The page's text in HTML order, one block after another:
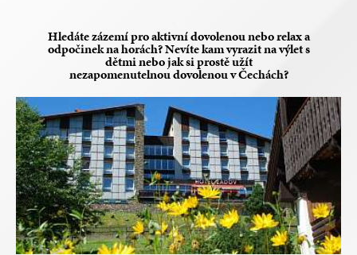
Hledáte zázemí pro aktivní dovolenou nebo relax a
odpočinek na horách? Nevíte kam vyrazit na výlet s
dětmi nebo jak si prostě užít
nezapomenutelnou dovolenou v Čechách?